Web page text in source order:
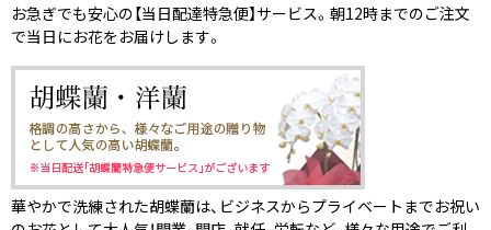
お急ぎでも安心の【当日配達特急便】サービス。朝12時までのご注文
で当日にお花をお届けします。
華やかで洗練された胡蝶蘭は、ビジネスからプライベートまでお祝い